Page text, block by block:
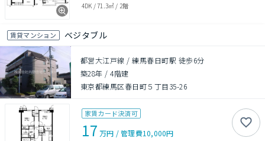
4DK /71.3㎡ / 2階
賃貸マンション ベジタブル
都営大江戸線 / 練馬春日町駅 徒歩6分
築28年 /4階建
東京都練馬区春日町５丁目35-26
家賃カード決済可
17 万円 /管理費10,000円